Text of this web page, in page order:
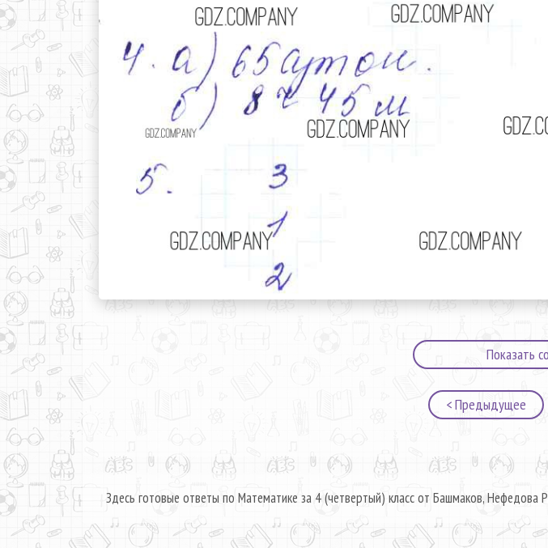
Показать
< Предыдущее
Здесь готовые ответы по Математике за 4 (четвертый) класс от Башмаков,